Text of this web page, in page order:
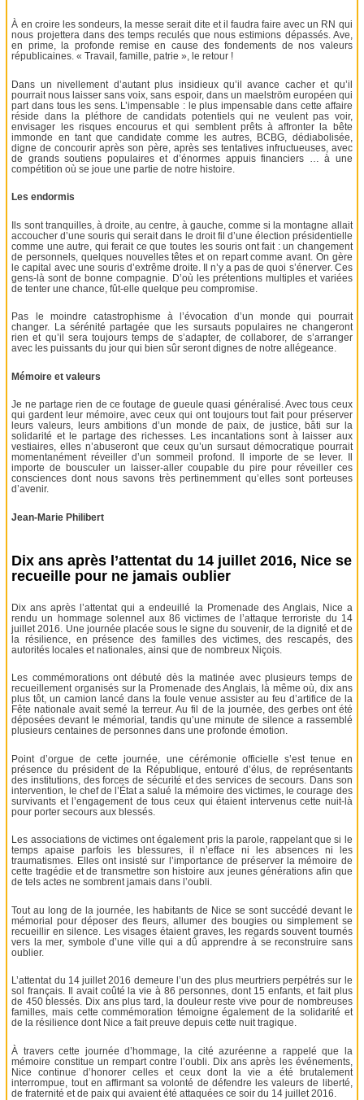
À en croire les sondeurs, la messe serait dite et il faudra faire avec un RN qui
nous projettera dans des temps reculés que nous estimions dépassés. Ave,
en prime, la profonde remise en cause des fondements de nos valeurs
républicaines. « Travail, famille, patrie », le retour !
Dans un nivellement d’autant plus insidieux qu’il avance cacher et qu’il
pourrait nous laisser sans voix, sans espoir, dans un maelström européen qui
part dans tous les sens. L’impensable : le plus impensable dans cette affaire
réside dans la pléthore de candidats potentiels qui ne veulent pas voir,
envisager les risques encourus et qui semblent prêts à affronter la bête
immonde en tant que candidate comme les autres, BCBG, dédiabolisée,
digne de concourir après son père, après ses tentatives infructueuses, avec
de grands soutiens populaires et d’énormes appuis financiers … à une
compétition où se joue une partie de notre histoire.
Les endormis
Ils sont tranquilles, à droite, au centre, à gauche, comme si la montagne allait
accoucher d’une souris qui serait dans le droit fil d’une élection présidentielle
comme une autre, qui ferait ce que toutes les souris ont fait : un changement
de personnels, quelques nouvelles têtes et on repart comme avant. On gère
le capital avec une souris d’extrême droite. Il n’y a pas de quoi s’énerver. Ces
gens-là sont de bonne compagnie. D’où les prétentions multiples et variées
de tenter une chance, fût-elle quelque peu compromise.
Pas le moindre catastrophisme à l’évocation d’un monde qui pourrait
changer. La sérénité partagée que les sursauts populaires ne changeront
rien et qu’il sera toujours temps de s’adapter, de collaborer, de s’arranger
avec les puissants du jour qui bien sûr seront dignes de notre allégeance.
Mémoire et valeurs
Je ne partage rien de ce foutage de gueule quasi généralisé. Avec tous ceux
qui gardent leur mémoire, avec ceux qui ont toujours tout fait pour préserver
leurs valeurs, leurs ambitions d’un monde de paix, de justice, bâti sur la
solidarité et le partage des richesses. Les incantations sont à laisser aux
vestiaires, elles n’abuseront que ceux qu’un sursaut démocratique pourrait
momentanément réveiller d’un sommeil profond. Il importe de se lever. Il
importe de bousculer un laisser-aller coupable du pire pour réveiller ces
consciences dont nous savons très pertinemment qu’elles sont porteuses
d’avenir.
Jean-Marie Philibert
Dix ans après l’attentat du 14 juillet 2016, Nice se
recueille pour ne jamais oublier
Dix ans après l’attentat qui a endeuillé la Promenade des Anglais, Nice a
rendu un hommage solennel aux 86 victimes de l’attaque terroriste du 14
juillet 2016. Une journée placée sous le signe du souvenir, de la dignité et de
la résilience, en présence des familles des victimes, des rescapés, des
autorités locales et nationales, ainsi que de nombreux Niçois.
Les commémorations ont débuté dès la matinée avec plusieurs temps de
recueillement organisés sur la Promenade des Anglais, là même où, dix ans
plus tôt, un camion lancé dans la foule venue assister au feu d’artifice de la
Fête nationale avait semé la terreur. Au fil de la journée, des gerbes ont été
déposées devant le mémorial, tandis qu’une minute de silence a rassemblé
plusieurs centaines de personnes dans une profonde émotion.
Point d’orgue de cette journée, une cérémonie officielle s’est tenue en
présence du président de la République, entouré d’élus, de représentants
des institutions, des forces de sécurité et des services de secours. Dans son
intervention, le chef de l’État a salué la mémoire des victimes, le courage des
survivants et l’engagement de tous ceux qui étaient intervenus cette nuit-là
pour porter secours aux blessés.
Les associations de victimes ont également pris la parole, rappelant que si le
temps apaise parfois les blessures, il n’efface ni les absences ni les
traumatismes. Elles ont insisté sur l’importance de préserver la mémoire de
cette tragédie et de transmettre son histoire aux jeunes générations afin que
de tels actes ne sombrent jamais dans l’oubli.
Tout au long de la journée, les habitants de Nice se sont succédé devant le
mémorial pour déposer des fleurs, allumer des bougies ou simplement se
recueillir en silence. Les visages étaient graves, les regards souvent tournés
vers la mer, symbole d’une ville qui a dû apprendre à se reconstruire sans
oublier.
L’attentat du 14 juillet 2016 demeure l’un des plus meurtriers perpétrés sur le
sol français. Il avait coûté la vie à 86 personnes, dont 15 enfants, et fait plus
de 450 blessés. Dix ans plus tard, la douleur reste vive pour de nombreuses
familles, mais cette commémoration témoigne également de la solidarité et
de la résilience dont Nice a fait preuve depuis cette nuit tragique.
À travers cette journée d’hommage, la cité azuréenne a rappelé que la
mémoire constitue un rempart contre l’oubli. Dix ans après les événements,
Nice continue d’honorer celles et ceux dont la vie a été brutalement
interrompue, tout en affirmant sa volonté de défendre les valeurs de liberté,
de fraternité et de paix qui avaient été attaquées ce soir du 14 juillet 2016.